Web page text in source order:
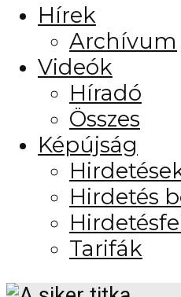
Hírek
Archívum
Videók
Híradó
Összes
Képújság
Hirdetés
Tarifák